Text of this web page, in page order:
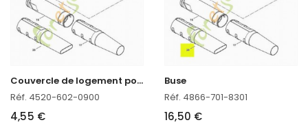
C
ouvercle de logement pour batterie
Réf. 4520-602-0900
4,55 €
Buse
Réf. 4866-701-8301
16,50 €